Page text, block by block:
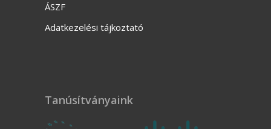
ÁSZF
Adatkezelési tájkoztató
Tanúsítványaink